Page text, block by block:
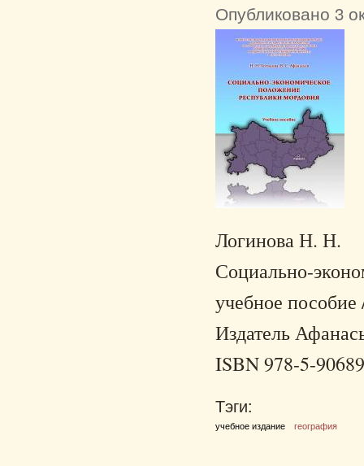
Опубликовано 3
Логинова Н. Н.
Социально-
учебное
Издатель
ISBN 978-5-
Тэги:
учебное издание география